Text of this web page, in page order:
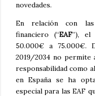
novedades.
En relación con las
financiero (“EAF”), el
50.000€ a 75.000€.
2019/2034 no permite
responsabilidad como
en España se ha
especial para las EAF